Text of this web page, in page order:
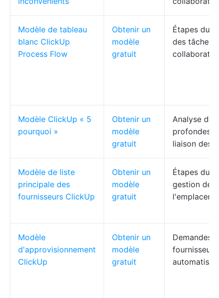
Modèle de tableau
blanc ClickUp
Process Flow
Obtenir un
modèle
gratuit
Étapes du
des tâches,
Modèle ClickUp « 5
pourquoi »
Obtenir un
modèle
gratuit
Analyse
profondes,
liaison des
Modèle de liste
principale des
fournisseurs ClickUp
Obtenir un
modèle
gratuit
Étapes du
gestion des
Modèle
d'approvisionnement
ClickUp
Obtenir un
modèle
gratuit
Demandes,